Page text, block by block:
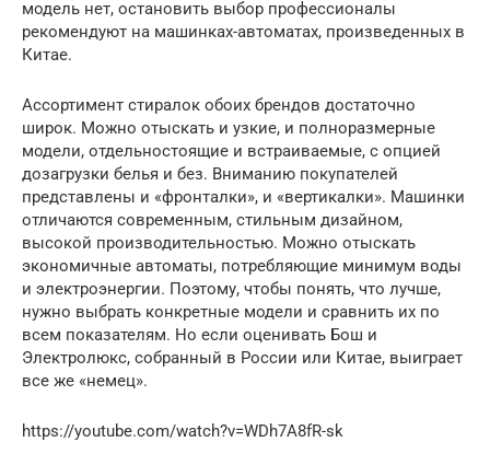
модель нет, остановить выбор профессионалы
рекомендуют на машинках-автоматах, произведенных в
Китае.
Ассортимент стиралок обоих брендов достаточно
широк. Можно отыскать и узкие, и полноразмерные
модели, отдельностоящие и встраиваемые, с опцией
дозагрузки белья и без. Вниманию покупателей
представлены и «фронталки», и «вертикалки». Машинки
отличаются современным, стильным дизайном,
высокой производительностью. Можно отыскать
экономичные автоматы, потребляющие минимум воды
и электроэнергии. Поэтому, чтобы понять, что лучше,
нужно выбрать конкретные модели и сравнить их по
всем показателям. Но если оценивать Бош и
Электролюкс, собранный в России или Китае, выиграет
все же «немец».
https://youtube.com/watch?v=WDh7A8fR-sk